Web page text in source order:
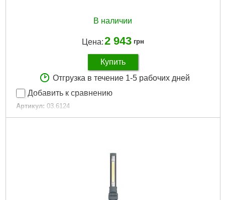
В наличии
Цена:2 943 грн
Купить
Отгрузка в течение 1-5 рабочих дней
Добавить к сравнению
Артикул: 03.6124
Код товара: 29.43.90